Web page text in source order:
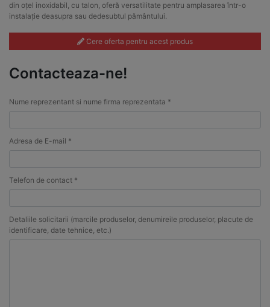
din oțel inoxidabil, cu talon, oferă versatilitate pentru amplasarea într-o
instalație deasupra sau dedesubtul pământului.
Cere oferta pentru acest produs
Contacteaza-ne!
Nume reprezentant si nume firma reprezentata *
Adresa de E-mail *
Telefon de contact *
Detaliile solicitarii (marcile produselor, denumireile produselor, placute de
identificare, date tehnice, etc.)